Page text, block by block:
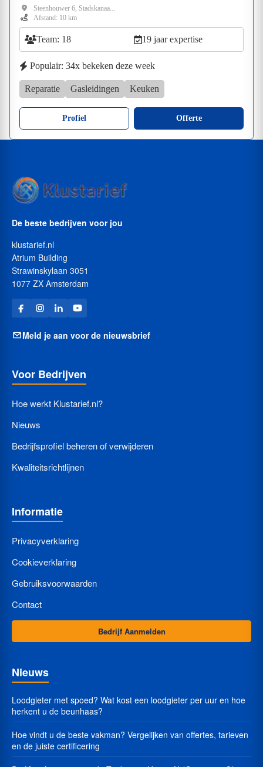
Steenhouwer 6, Stadskanaa...
Afstand: 10 km
Team: 18 19 jaar expertise
Populair: 34x bekeken deze week
Reparatie Gasleidingen Keuken
Profiel Offerte
De beste bedrijven voor jou
klustarief.nl
Atrium Building
Strawinskylaan 3051
1077 ZX Amsterdam
Meld je aan voor de nieuwsbrief
Voor Bedrijven
Hoe werkt Klustarief.nl?
Nieuws
Bedrijfsprofiel beheren of verwijderen
Kwaliteitsrichtlijnen
Informatie
Privacyverklaring
Cookieverklaring
Gebruiksvoorwaarden
Contact
Bedrijf Aanmelden
Nieuws
Loodgieter met spoed? Wat kost een loodgieter per uur en hoe
herkent u de beunhaas?
Hoe vindt u de beste vakman? Vergelijken van offertes, tarieven
en de juiste certificering